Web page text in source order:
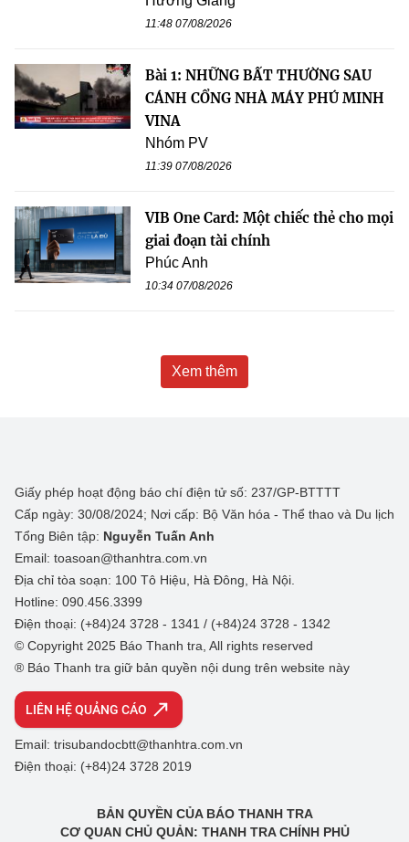
11:48 07/08/2026
Bài 1: NHỮNG BẤT THƯỜNG SAU
CÁNH CỔNG NHÀ MÁY PHÚ MINH
VINA
Nhóm PV
11:39 07/08/2026
VIB One Card: Một chiếc thẻ cho mọi
giai đoạn tài chính
Phúc Anh
10:34 07/08/2026
Xem thêm
Giấy phép hoạt động báo chí điện tử số: 237/GP-BTTTT
Cấp ngày: 30/08/2024; Nơi cấp: Bộ Văn hóa - Thể thao và Du lịch
Tổng Biên tập: Nguyễn Tuấn Anh
Email: toasoan@thanhtra.com.vn
Địa chỉ tòa soạn: 100 Tô Hiệu, Hà Đông, Hà Nội.
Hotline: 090.456.3399
Điện thoại: (+84)24 3728 - 1341 / (+84)24 3728 - 1342
© Copyright 2025 Báo Thanh tra, All rights reserved
® Báo Thanh tra giữ bản quyền nội dung trên website này
LIÊN HỆ QUẢNG CÁO
Email: trisubandocbtt@thanhtra.com.vn
Điện thoại: (+84)24 3728 2019
BẢN QUYỀN CỦA BÁO THANH TRA
CƠ QUAN CHỦ QUẢN: THANH TRA CHÍNH PHỦ